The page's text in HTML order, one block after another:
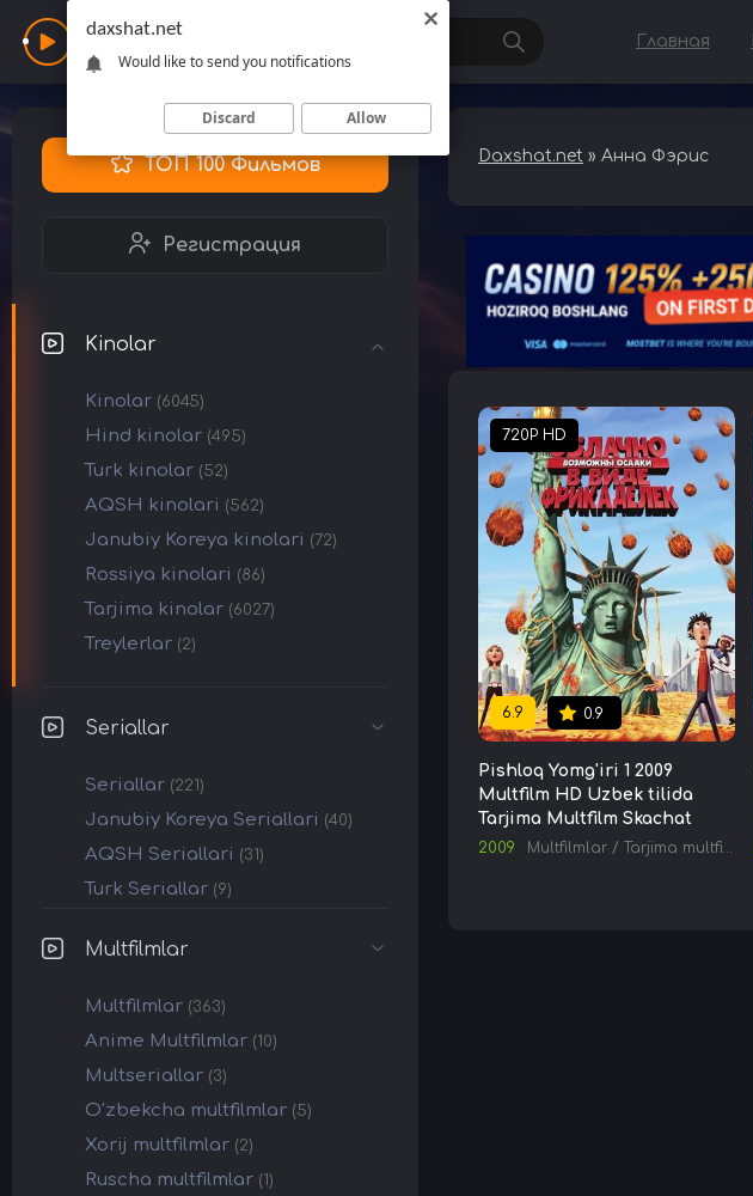
Daxshat Главная
ТОП 100 Фильмов
Регистрация
Kinolar
Kinolar (6045)
Hind kinolar (495)
Turk kinolar (52)
AQSH kinolari (562)
Janubiy Koreya kinolari (72)
Rossiya kinolari (86)
Tarjima kinolar (6027)
Treylerlar (2)
Seriallar
Seriallar (221)
Janubiy Koreya Seriallari (40)
AQSH Seriallari (31)
Turk Seriallar (9)
Multfilmlar
Multfilmlar (363)
Anime Multfilmlar (10)
Multseriallar (3)
O'zbekcha multfilmlar (5)
Xorij multfilmlar (2)
Ruscha multfilmlar (1)
Daxshat.net » Анна Фэрис
720P HD
6.9 0.9
Pishloq Yomg'iri 1 2009
Multfilm HD Uzbek tilida
Tarjima Multfilm Skachat
2009 Multfilmlar / Tarjima multfilmlar
daxshat.net
Would like to send you notifications
Discard Allow